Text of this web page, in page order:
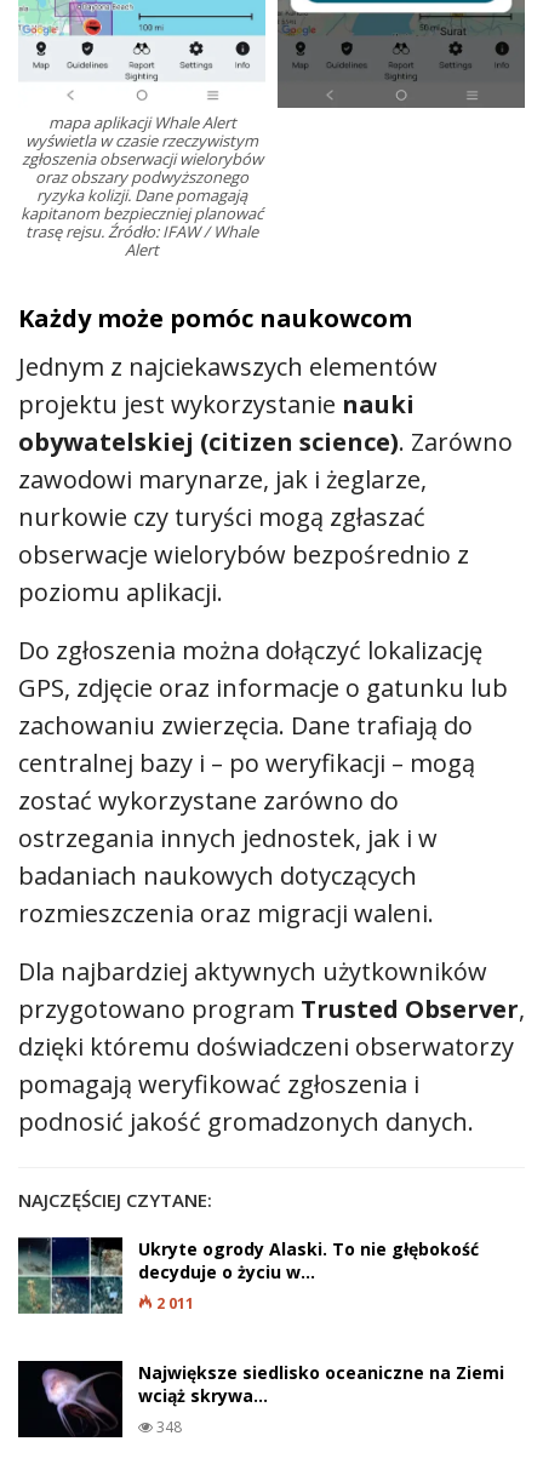
mapa aplikacji Whale Alert
wyświetla w czasie rzeczywistym
zgłoszenia obserwacji wielorybów
oraz obszary podwyższonego
ryzyka kolizji. Dane pomagają
kapitanom bezpieczniej planować
trasę rejsu. Źródło: IFAW / Whale
Alert
Każdy może pomóc naukowcom
Jednym z najciekawszych elementów
projektu jest wykorzystanie nauki
obywatelskiej (citizen science). Zarówno
zawodowi marynarze, jak i żeglarze,
nurkowie czy turyści mogą zgłaszać
obserwacje wielorybów bezpośrednio z
poziomu aplikacji.
Do zgłoszenia można dołączyć lokalizację
GPS, zdjęcie oraz informacje o gatunku lub
zachowaniu zwierzęcia. Dane trafiają do
centralnej bazy i – po weryfikacji – mogą
zostać wykorzystane zarówno do
ostrzegania innych jednostek, jak i w
badaniach naukowych dotyczących
rozmieszczenia oraz migracji waleni.
Dla najbardziej aktywnych użytkowników
przygotowano program Trusted Observer,
dzięki któremu doświadczeni obserwatorzy
pomagają weryfikować zgłoszenia i
podnosić jakość gromadzonych danych.
NAJCZĘŚCIEJ CZYTANE:
Ukryte ogrody Alaski. To nie głębokość
decyduje o życiu w…
2 011
Największe siedlisko oceaniczne na Ziemi
wciąż skrywa…
348